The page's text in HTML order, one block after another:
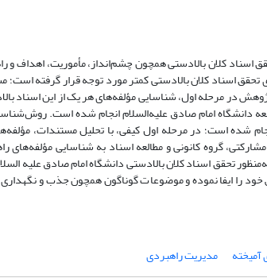
اسناد کلان بالادستی همچون چشم‌انداز، مأموریت، اهداف و
اسناد کلان بالادستی کمتر مورد توجه قرار گرفته است؛
در مرحله اول، شناسایی مؤلفه‌های هر یک از این اسناد
دانشگاه امام صادق علیه‌السلام انجام شده است.
است؛ در مرحله اول کیفی، با تحلیل مستندات،
گروه کانونی و مطالعه اسناد به شناسایی مؤلفه‌های
دانشگاه پرداخته شده است. این پژوهش با شناسایی 111 اقدام از برفا به‌منظور تحقق اسناد کلان بالادستی دانشگاه امام
را ایفا نموده و موضوعات گوناگون همچون جذب و نگهداری
آمیخته مدیریت راهبردی